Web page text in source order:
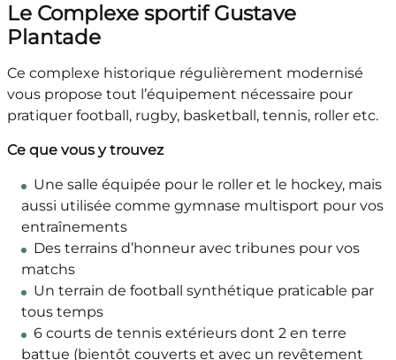
Le Complexe sportif Gustave
Plantade
Ce complexe historique régulièrement modernisé
vous propose tout l’équipement nécessaire pour
pratiquer football, rugby, basketball, tennis, roller etc.
Ce que vous y trouvez
Une salle équipée pour le roller et le hockey, mais
aussi utilisée comme gymnase multisport pour vos
entraînements
Des terrains d’honneur avec tribunes pour vos
matchs
Un terrain de football synthétique praticable par
tous temps
6 courts de tennis extérieurs dont 2 en terre
battue (bientôt couverts et avec un revêtement